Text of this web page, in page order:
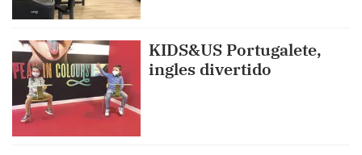
KIDS&US Portugalete,
ingles divertido